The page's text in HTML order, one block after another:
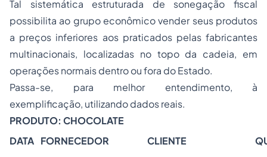
Tal sistemática estruturada de sonegação fiscal
possibilita ao grupo econômico vender seus produtos
a preços inferiores aos praticados pelas fabricantes
multinacionais, localizadas no topo da cadeia, em
operações normais dentro ou fora do Estado.
Passa-se, para melhor entendimento, à
exemplificação, utilizando dados reais.
PRODUTO: CHOCOLATE
DATA FORNECEDOR CLIENTE